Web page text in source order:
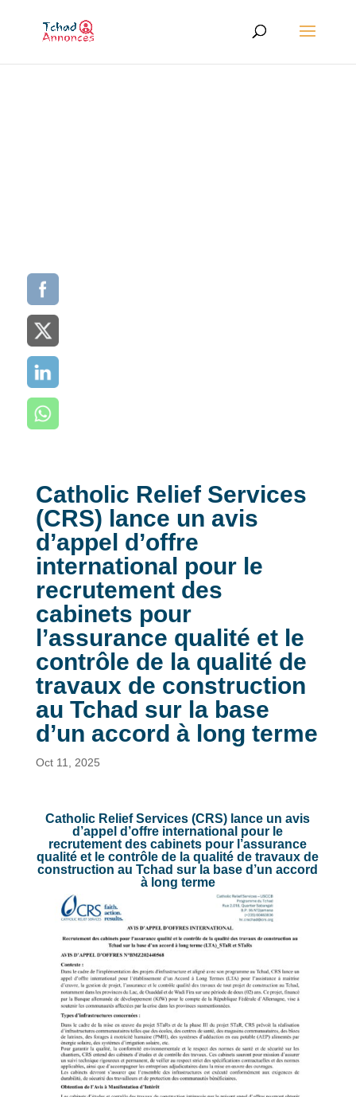
Catholic Relief Services
(CRS) lance un avis
d’appel d’offre
international pour le
recrutement des
cabinets pour
l’assurance qualité et le
contrôle de la qualité de
travaux de construction
au Tchad sur la base
d’un accord à long terme
Oct 11, 2025
Catholic Relief Services (CRS) lance un avis
d’appel d’offre international pour le
recrutement des cabinets pour l’assurance
qualité et le contrôle de la qualité de travaux de
construction au Tchad sur la base d’un accord
à long terme